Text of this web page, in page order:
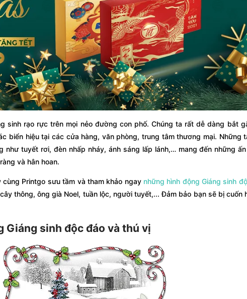
sinh rạo rực trên mọi nẻo đường con phố. Chúng ta rất dễ dàng bắt
biển hiệu tại các cửa hàng, văn phòng, trung tâm thương mại. Những
như tuyết rơi, đèn nhấp nháy, ánh sáng lấp lánh,… mang đến những
và hân hoan.
Printgo sưu tầm và tham khảo ngay những hình động Giáng sinh
thông, ông già Noel, tuần lộc, người tuyết,... Đảm bảo bạn sẽ bị cuốn
Giáng sinh độc đáo và thú vị